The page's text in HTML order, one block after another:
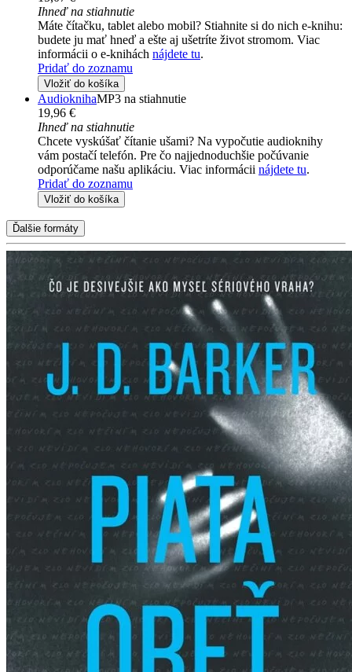
Ihneď na stiahnutie
Máte čítačku, tablet alebo mobil? Stiahnite si do nich e-knihu:
budete ju mať hneď a ešte aj ušetríte život stromom. Viac
informácii o e-knihách nájdete tu.
Pridať do zoznamu
Vložiť do košíka
AudioknihaMP3 na stiahnutie
19,96 €
Ihneď na stiahnutie
Chcete vyskúšať čítanie ušami? Na vypočutie audioknihy
vám postačí telefón. Pre čo najjednoduchšie počúvanie
odporúčame našu aplikáciu. Viac informácii nájdete tu.
Pridať do zoznamu
Vložiť do košíka
Ďalšie formáty